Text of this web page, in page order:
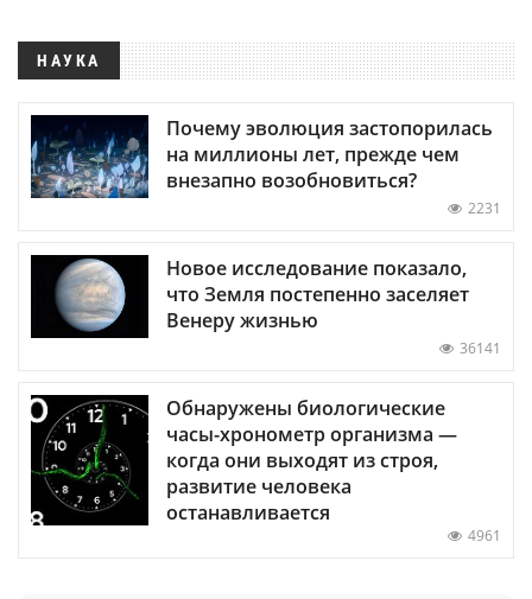
НАУКА
Почему эволюция застопорилась
на миллионы лет, прежде чем
внезапно возобновиться?
2231
Новое исследование показало,
что Земля постепенно заселяет
Венеру жизнью
36141
Обнаружены биологические
часы-хронометр организма —
когда они выходят из строя,
развитие человека
останавливается
4961